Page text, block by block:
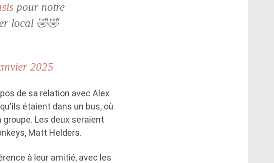
pour notre
local 🤣🤣
2025
de sa relation avec Alex
étaient dans un bus, où
Les deux seraient
Matt Helders.
à leur amitié, avec les